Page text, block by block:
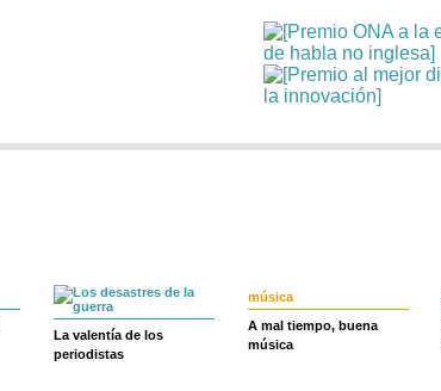
La valentía de los
periodistas
música
A mal tiempo, buena
música